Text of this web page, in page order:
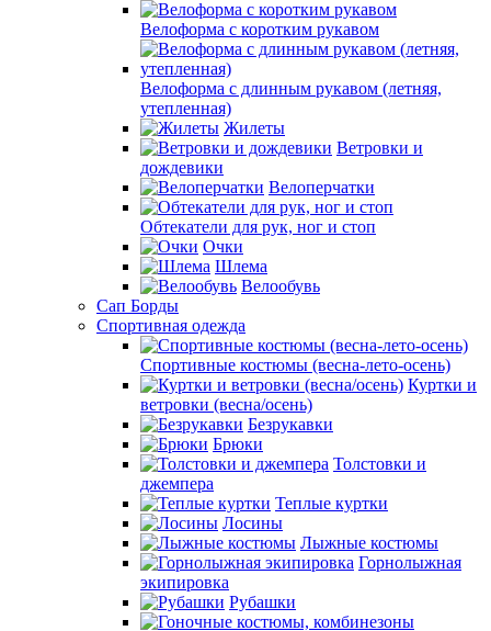
Велоформа с коротким рукавом
Велоформа с длинным рукавом (летняя,
утепленная)
Жилеты
Ветровки и
дождевики
Велоперчатки
Обтекатели для рук, ног и стоп
Очки
Шлема
Велообувь
Сап Борды
Спортивная одежда
Спортивные костюмы (весна-лето-осень)
Куртки и
ветровки (весна/осень)
Безрукавки
Брюки
Толстовки и
джемпера
Теплые куртки
Лосины
Лыжные костюмы
Горнолыжная
экипировка
Рубашки